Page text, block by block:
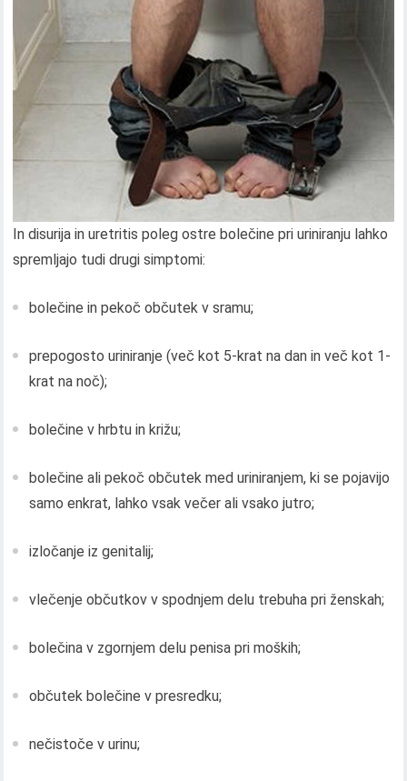
In disurija in uretritis poleg ostre bolečine pri uriniranju lahko
spremljajo tudi drugi simptomi:
bolečine in pekoč občutek v sramu;
prepogosto uriniranje (več kot 5-krat na dan in več kot 1-
krat na noč);
bolečine v hrbtu in križu;
bolečine ali pekoč občutek med uriniranjem, ki se pojavijo
samo enkrat, lahko vsak večer ali vsako jutro;
izločanje iz genitalij;
vlečenje občutkov v spodnjem delu trebuha pri ženskah;
bolečina v zgornjem delu penisa pri moških;
občutek bolečine v presredku;
nečistoče v urinu;